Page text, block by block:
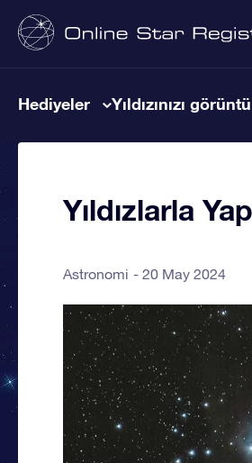
Hediyeler Yıldızınızı
Yıldızlarla
Astronomi 20 May 2024